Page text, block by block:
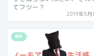
てフツー？
2019年5月
雑記